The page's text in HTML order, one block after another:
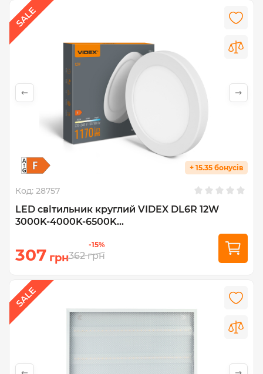
+ 15.35 бонусів
Код: 28757
LED світильник круглий VIDEX DL6R 12W
3000K-4000K-6500K...
307 грн
-15%
362 грн